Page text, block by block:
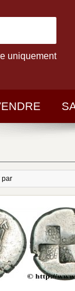
uniquement